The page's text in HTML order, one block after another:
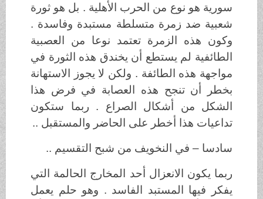
سورية هو نوع من الحرب الأهلية .بل هو ثورة
شعبية ضد زمرة متسلطة مستبدة وفاسدة .
وكون هذه الزمرة تعتمد نوعا من العصبية
الطائفية لم يستطع أن يخندق هذه الثورة في
مواجهة هذه الطائفة . ولكن لا يجوز الاستهانة
بخطر أن تنجح هذه العصابة في فرض هذا
الشكل من أشكال الصراع . ربما ستكون
تداعيات هذا أخطر على الحاضر والمستقبل ..
سادسا – في النخويف من شبح التقسيم ..
ربما يكون الانعزال أحد المخارج الحالمة التي
يفكر فيها المستبد الفاسد . وهو حلم يعمل